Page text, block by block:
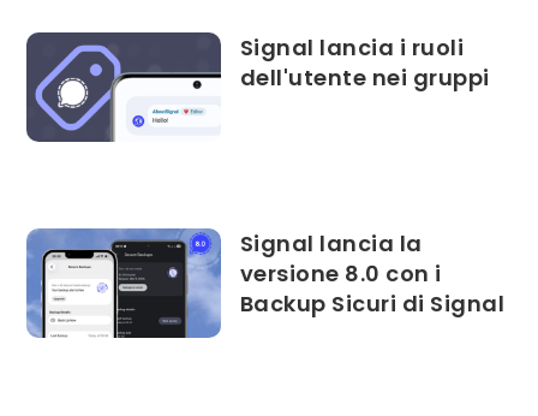
Signal lancia i ruoli
dell'utente nei gruppi
Signal lancia la
versione 8.0 con i
Backup Sicuri di Signal